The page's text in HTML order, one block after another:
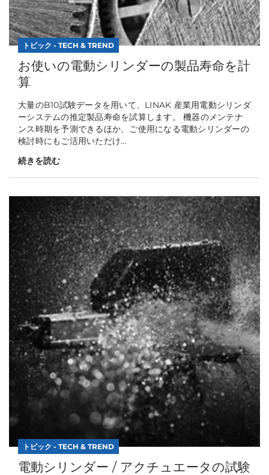
トピック - TECH & TREND
お使いの電動シリンダーの製品寿命を計
算
大量のB10試験データを用いて、LINAK 産業用電動シリンダ
ーシステムの推定製品寿命を試算します。 機器のメンテナ
ンス時期を予測できるほか、ご使用になる電動シリンダーの
検討時にもご活用いただけ...
続きを読む
トピック - TECH & TREND
電動シリンダー / アクチュエータの試験